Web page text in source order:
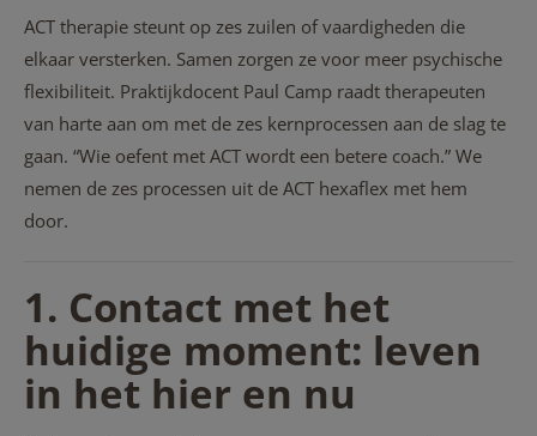
ACT therapie steunt op zes zuilen of vaardigheden die
elkaar versterken. Samen zorgen ze voor meer psychische
flexibiliteit. Praktijkdocent Paul Camp raadt therapeuten
van harte aan om met de zes kernprocessen aan de slag te
gaan. “Wie oefent met ACT wordt een betere coach.” We
nemen de zes processen uit de ACT hexaflex met hem
door.
1. Contact met het
huidige moment: leven
in het hier en nu